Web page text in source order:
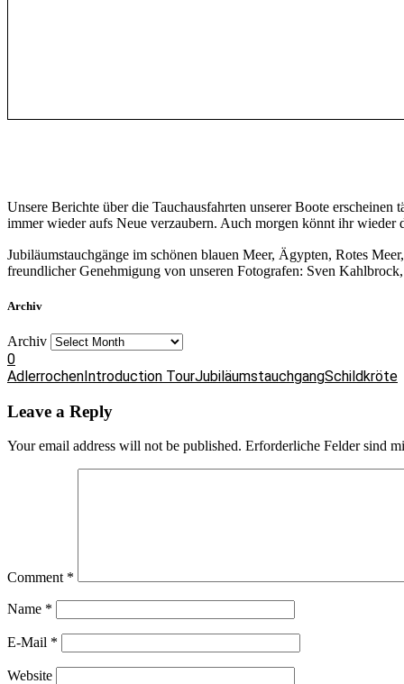
Unsere Berichte über die Tauchausfahrten unserer Boote
immer wieder aufs Neue verzaubern. Auch morgen könnt ihr wieder
Jubiläumstauchgänge im schönen blauen Meer, Ägypten, Rotes
freundlicher Genehmigung von unseren Fotografen: Sven
Archiv
Archiv
0
AdlerrochenIntroduction TourJubiläumstauchgangSchildkröte
Leave a Reply
Your email address will not be published. Erforderliche Felder sind
Comment *
Name *
E-Mail *
Website